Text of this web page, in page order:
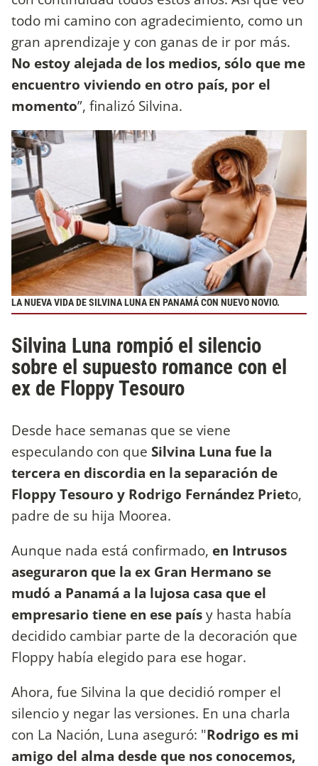
todo mi camino con agradecimiento, como un
gran aprendizaje y con ganas de ir por más.
No estoy alejada de los medios, sólo que me
encuentro viviendo en otro país, por el
momento”, finalizó Silvina.
LA NUEVA VIDA DE SILVINA LUNA EN PANAMÁ CON NUEVO NOVIO.
Silvina Luna rompió el silencio
sobre el supuesto romance con el
ex de Floppy Tesouro
Desde hace semanas que se viene
especulando con que Silvina Luna fue la
tercera en discordia en la separación de
Floppy Tesouro y Rodrigo Fernández Prieto,
padre de su hija Moorea.
Aunque nada está confirmado, en Intrusos
aseguraron que la ex Gran Hermano se
mudó a Panamá a la lujosa casa que el
empresario tiene en ese paísy hasta había
decidido cambiar parte de la decoración que
Floppy había elegido para ese hogar.
Ahora, fue Silvina la que decidió romper el
silencio y negar las versiones. En una charla
con La Nación, Luna aseguró: "Rodrigo es mi
amigo del alma desde que nos conocemos,